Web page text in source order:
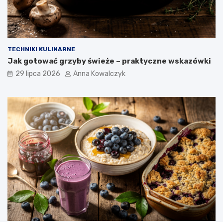
TECHNIKI KULINARNE
Jak gotować grzyby świeże – praktyczne wskazówki
29 lipca 2026 Anna Kowalczyk